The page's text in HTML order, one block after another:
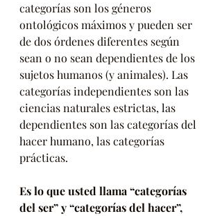
categorías son los géneros
ontológicos máximos y pueden ser
de dos órdenes diferentes según
sean o no sean dependientes de los
sujetos humanos (y animales). Las
categorías independientes son las
ciencias naturales estrictas, las
dependientes son las categorías del
hacer humano, las categorías
prácticas.
Es lo que usted llama “categorías
del ser” y “categorías del hacer”,